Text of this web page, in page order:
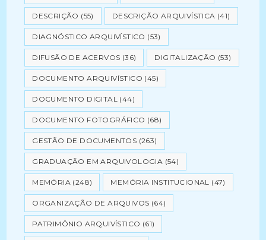
DESCRIÇÃO (55) DESCRIÇÃO ARQUIVÍSTICA (41)
DIAGNÓSTICO ARQUIVÍSTICO (53)
DIFUSÃO DE ACERVOS (36) DIGITALIZAÇÃO (53)
DOCUMENTO ARQUIVÍSTICO (45)
DOCUMENTO DIGITAL (44)
DOCUMENTO FOTOGRÁFICO (68)
GESTÃO DE DOCUMENTOS (263)
GRADUAÇÃO EM ARQUIVOLOGIA (54)
MEMÓRIA (248) MEMÓRIA INSTITUCIONAL (47)
ORGANIZAÇÃO DE ARQUIVOS (64)
PATRIMÔNIO ARQUIVÍSTICO (61)